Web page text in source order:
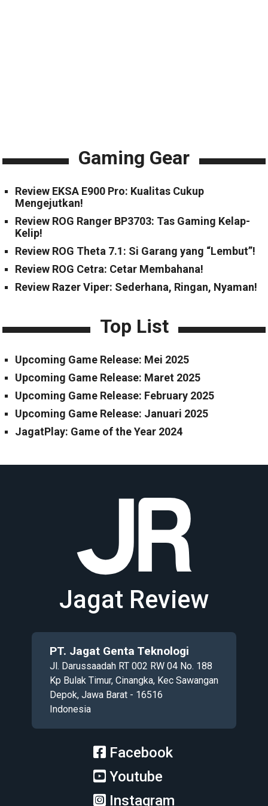
Gaming Gear
Review EKSA E900 Pro: Kualitas Cukup
Mengejutkan!
Review ROG Ranger BP3703: Tas Gaming Kelap-
Kelip!
Review ROG Theta 7.1: Si Garang yang “Lembut”!
Review ROG Cetra: Cetar Membahana!
Review Razer Viper: Sederhana, Ringan, Nyaman!
Top List
Upcoming Game Release: Mei 2025
Upcoming Game Release: Maret 2025
Upcoming Game Release: February 2025
Upcoming Game Release: Januari 2025
JagatPlay: Game of the Year 2024
Jagat Review
PT. Jagat Genta Teknologi
Jl. Darussaadah RT 002 RW 04 No. 188
Kp Bulak Timur, Cinangka, Kec Sawangan
Depok, Jawa Barat - 16516
Indonesia
Facebook
Youtube
Instagram